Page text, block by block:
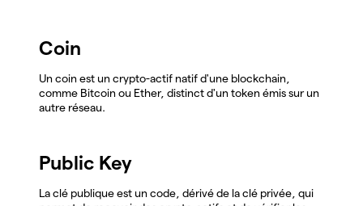
Coin
Un coin est un crypto-actif natif d'une blockchain,
comme Bitcoin ou Ether, distinct d'un token émis sur un
autre réseau.
Public Key
La clé publique est un code, dérivé de la clé privée, qui